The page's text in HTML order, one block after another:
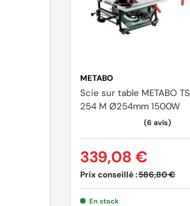
METABO
Scie sur table METABO TS
254 M Ø254mm 1500W
Prix conseillé :586,80 €
339,08 €
En stock